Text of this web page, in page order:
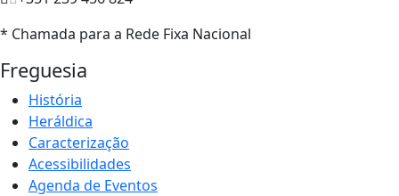
* Chamada para a Rede Fixa Nacional
Freguesia
História
Heráldica
Caracterização
Acessibilidades
Agenda de Eventos